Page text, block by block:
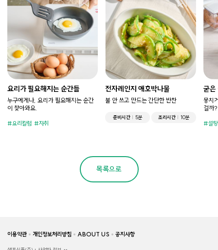
요리가 필요해지는 순간들
누구에게나, 요리가 필요해지는 순간
이 찾아와요.
요리칼럼 자취
전자레인지 애호박나물
불 안 쓰고 만드는 간단한 반찬
준비시간 5분 조리시간 10분
굳은
뭉치
걸까?
설탕
목록으로
이용약관 개인정보처리방침 ABOUT US 공지사항